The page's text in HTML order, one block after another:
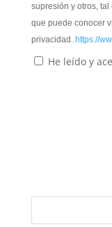
supresión y otros,
que puede conocer
privacidad. https://
He leído y